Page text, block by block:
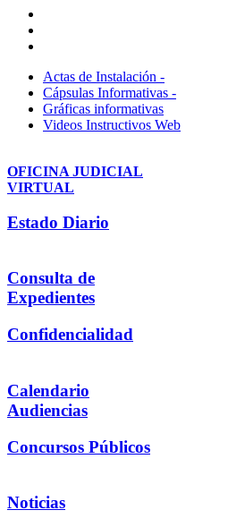
Actas de Instalación -
Cápsulas Informativas -
Gráficas informativas
Videos Instructivos Web
OFICINA JUDICIAL
VIRTUAL
Estado Diario
Consulta de
Expedientes
Confidencialidad
Calendario
Audiencias
Concursos Públicos
Noticias